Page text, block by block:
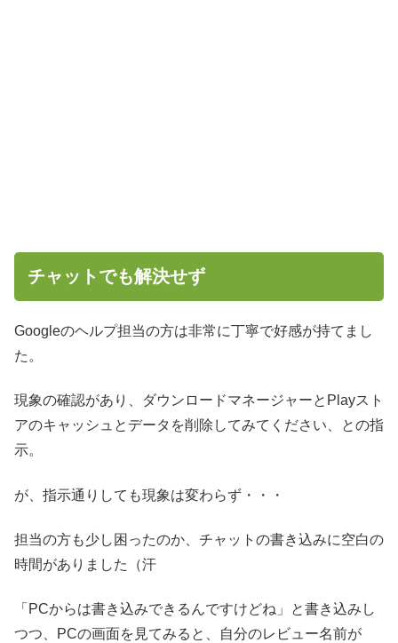
チャットでも解決せず
Googleのヘルプ担当の方は非常に丁寧で好感が持てまし
た。
現象の確認があり、ダウンロードマネージャーとPlayスト
アのキャッシュとデータを削除してみてください、との指
示。
が、指示通りしても現象は変わらず・・・
担当の方も少し困ったのか、チャットの書き込みに空白の
時間がありました（汗
「PCからは書き込みできるんですけどね」と書き込みし
つつ、PCの画面を見てみると、自分のレビュー名前が